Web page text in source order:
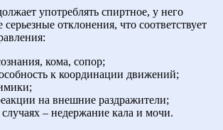
употреблять спиртное, у него
отклонения, что соответствует
кома, сопор;
к координации движений;
на внешние раздражители;
– недержание кала и мочи.